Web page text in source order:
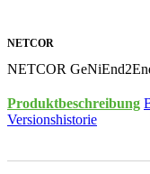
NETCOR
NETCOR
Produktbeschreibung
Versionshistorie